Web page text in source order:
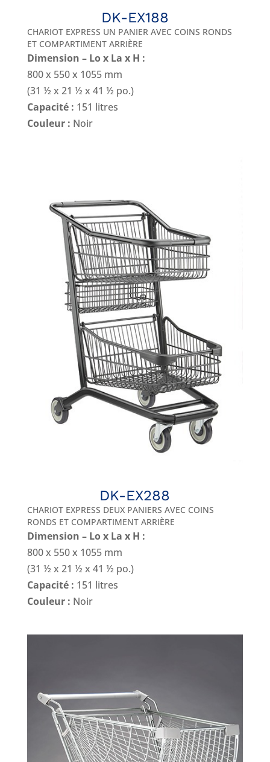
DK-EX188
CHARIOT EXPRESS UN PANIER AVEC COINS RONDS
ET COMPARTIMENT ARRIÈRE
Dimension – Lo x La x H :
800 x 550 x 1055 mm
(31 ½ x 21 ½ x 41 ½ po.)
Capacité : 151 litres
Couleur : Noir
DK-EX288
CHARIOT EXPRESS DEUX PANIERS AVEC COINS
RONDS ET COMPARTIMENT ARRIÈRE
Dimension – Lo x La x H :
800 x 550 x 1055 mm
(31 ½ x 21 ½ x 41 ½ po.)
Capacité : 151 litres
Couleur : Noir